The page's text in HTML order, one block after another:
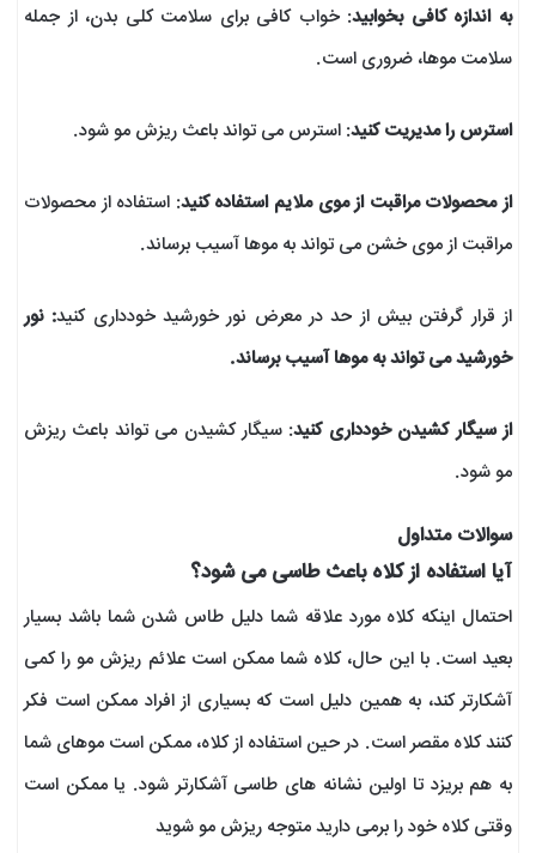
به اندازه کافی بخوابید: خواب کافی برای سلامت کلی بدن، از جمله
سلامت موها، ضروری است.
استرس را مدیریت کنید: استرس می تواند باعث ریزش مو شود.
از محصولات مراقبت از موی ملایم استفاده کنید: استفاده از محصولات
مراقبت از موی خشن می تواند به موها آسیب برساند.
از قرار گرفتن بیش از حد در معرض نور خورشید خودداری کنید: نور
خورشید می تواند به موها آسیب برساند.
از سیگار کشیدن خودداری کنید: سیگار کشیدن می تواند باعث ریزش
مو شود.
سوالات متداول
آیا استفاده از کلاه باعث طاسی می شود؟
احتمال اینکه کلاه مورد علاقه شما دلیل طاس شدن شما باشد بسیار
بعید است. با این حال، کلاه شما ممکن است علائم ریزش مو را کمی
آشکارتر کند، به همین دلیل است که بسیاری از افراد ممکن است فکر
کنند کلاه مقصر است. در حین استفاده از کلاه، ممکن است موهای شما
به هم بریزد تا اولین نشانه های طاسی آشکارتر شود. یا ممکن است
وقتی کلاه خود را برمی دارید متوجه ریزش مو شوید